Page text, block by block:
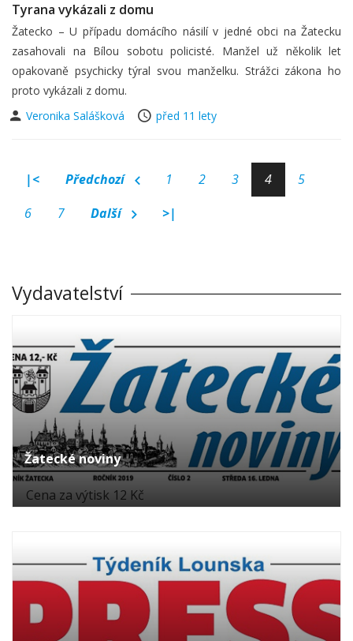
Tyrana vykázali z domu
Žatecko – U případu domácího násilí v jedné obci na Žatecku
zasahovali na Bílou sobotu policisté. Manžel už několik let
opakovaně psychicky týral svou manželku. Strážci zákona ho
proto vykázali z domu.
Veronika Salášková
před 11 lety
|< Předchozí 1 2 3 4
5
6
7 Další >|
Vydavatelství
Žatecké noviny
Cena za výtisk 12 Kč